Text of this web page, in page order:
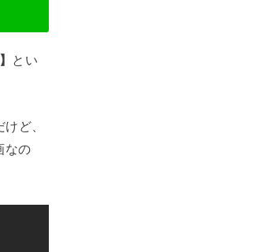
とい
ど、
なの